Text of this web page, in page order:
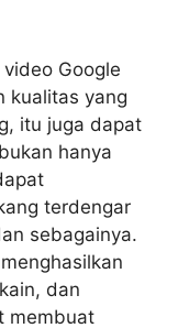
Google
kualitas yang
itu juga dapat
hanya
terdengar
sebagainya.
dan
membuat